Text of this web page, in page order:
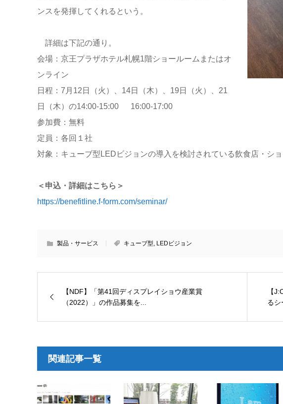
ンスを発揮してくれるという。
詳細は下記の通り。
会場：京王プラザホテル札幌1階ショールームまたはオ
ンライン
日程：7月12日（火）、14日（木）、19日（火）、21
日（木）の14:00-15:00 16:00-17:00
参加費：無料
定員：各回１社
対象：キューブ型LEDビジョンの導入を検討されている飲食店・シ
＜申込・詳細はこちら＞
https://benefitline.f-form.com/seminar/
製品・サービス キューブ型, LEDビジョン
【NDF】「第41回ディスプレイショウ産業賞
（2022）」の作品募集を...
【
るシ
関連記事一覧